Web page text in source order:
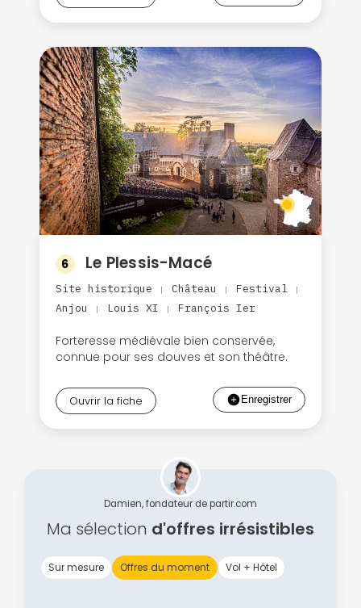
6 Le Plessis-Macé
Site historique | Château | Festival |
Anjou | Louis XI | François Ier
Forteresse médiévale bien conservée,
connue pour ses douves et son théâtre.
Ouvrir la fiche
Damien, fondateur de partir.com
Ma sélection d'offres irrésistibles
Sur mesure Offres du moment Vol + Hôtel
Continuer avec Apple